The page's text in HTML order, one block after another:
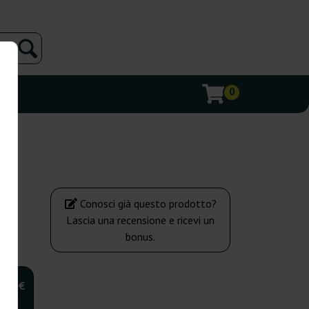
0
€
Conosci già questo prodotto?
Lascia una recensione e ricevi un
bonus.